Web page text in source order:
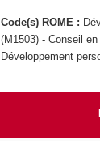
Code(s) ROME :
(M1503) - Conseil
Développement